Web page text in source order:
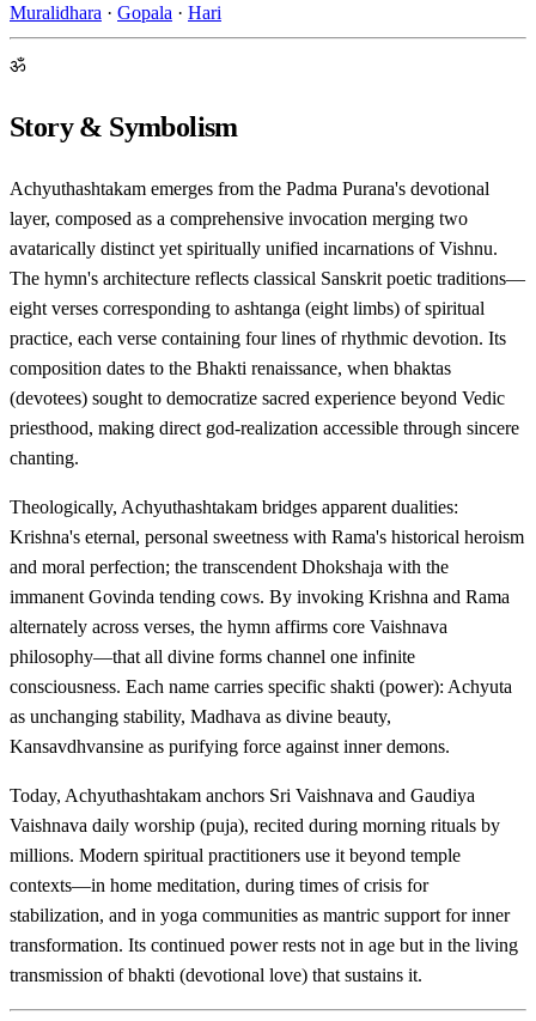
Muralidhara · Gopala · Hari
ॐ
Story & Symbolism
Achyuthashtakam emerges from the Padma Purana's devotional
layer, composed as a comprehensive invocation merging two
avatarically distinct yet spiritually unified incarnations of Vishnu.
The hymn's architecture reflects classical Sanskrit poetic traditions—
eight verses corresponding to ashtanga (eight limbs) of spiritual
practice, each verse containing four lines of rhythmic devotion. Its
composition dates to the Bhakti renaissance, when bhaktas
(devotees) sought to democratize sacred experience beyond Vedic
priesthood, making direct god-realization accessible through sincere
chanting.
Theologically, Achyuthashtakam bridges apparent dualities:
Krishna's eternal, personal sweetness with Rama's historical heroism
and moral perfection; the transcendent Dhokshaja with the
immanent Govinda tending cows. By invoking Krishna and Rama
alternately across verses, the hymn affirms core Vaishnava
philosophy—that all divine forms channel one infinite
consciousness. Each name carries specific shakti (power): Achyuta
as unchanging stability, Madhava as divine beauty,
Kansavdhvansine as purifying force against inner demons.
Today, Achyuthashtakam anchors Sri Vaishnava and Gaudiya
Vaishnava daily worship (puja), recited during morning rituals by
millions. Modern spiritual practitioners use it beyond temple
contexts—in home meditation, during times of crisis for
stabilization, and in yoga communities as mantric support for inner
transformation. Its continued power rests not in age but in the living
transmission of bhakti (devotional love) that sustains it.